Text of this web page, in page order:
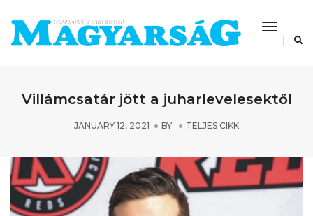
Toggle
Villámcsatár jött a juharlevelesektől
JANUARY 12, 2021 BY TELJES CIKK